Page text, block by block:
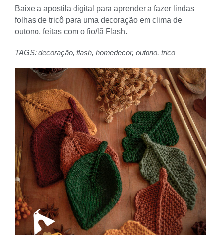
Baixe a apostila digital para aprender a fazer lindas
folhas de tricô para uma decoração em clima de
outono, feitas com o fio/lã Flash.
TAGS: decoração, flash, homedecor, outono, trico